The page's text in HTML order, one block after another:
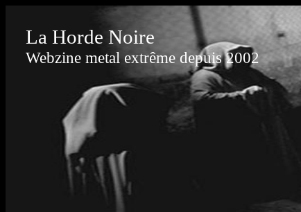
La Horde Noire
Webzine metal extrême depuis 2002